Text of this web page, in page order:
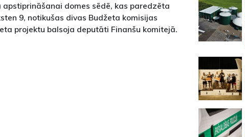
domes sēdē, kas paredzēta
9, notikušas divas Budžeta komisijas
projektu balsoja deputāti Finanšu komitejā.